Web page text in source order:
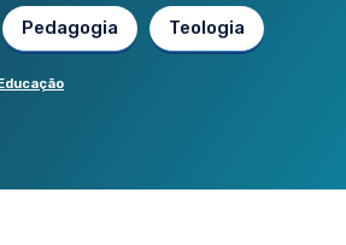
Pedagogia Teologia